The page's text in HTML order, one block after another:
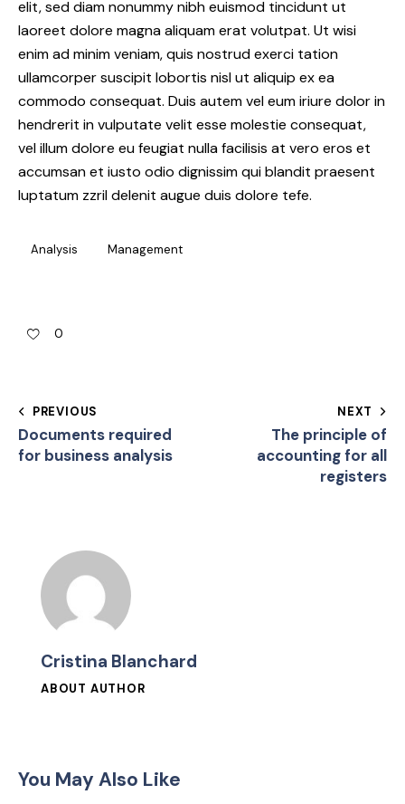
elit, sed diam nonummy nibh euismod tincidunt ut
laoreet dolore magna aliquam erat volutpat. Ut wisi
enim ad minim veniam, quis nostrud exerci tation
ullamcorper suscipit lobortis nisl ut aliquip ex ea
commodo consequat. Duis autem vel eum iriure dolor in
hendrerit in vulputate velit esse molestie consequat,
vel illum dolore eu feugiat nulla facilisis at vero eros et
accumsan et iusto odio dignissim qui blandit praesent
luptatum zzril delenit augue duis dolore tefe.
Analysis Management
0
PREVIOUS
Documents required
for business analysis
NEXT
The principle of
accounting for all
registers
Cristina Blanchard
ABOUT AUTHOR
You May Also Like